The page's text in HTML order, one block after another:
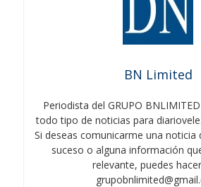
BN Limited
Periodista del GRUPO
todo tipo de noticias para
Si deseas comunicarme una noticia
suceso o alguna información
relevante, puedes